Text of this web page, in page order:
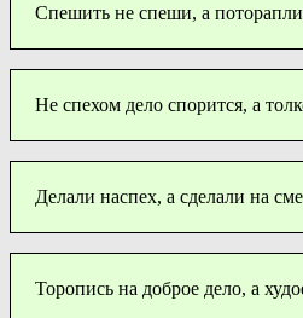
Спешить не спеши, а
Не спехом дело спорится, а
Делали наспех, а сделали на
Торопись на доброе дело, а